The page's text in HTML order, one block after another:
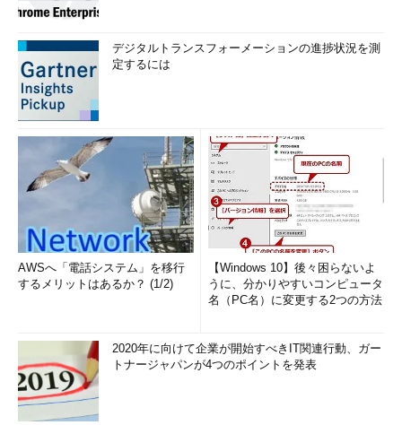
デジタルトランスフォーメーションの進捗状況を測
定するには
AWSへ「電話システム」を移行
するメリットはあるか？ (1/2)
【Windows 10】後々困らないよ
うに、分かりやすいコンピュータ
名（PC名）に変更する2つの方法
2020年に向けて企業が開始すべきIT関連行動、ガー
トナージャパンが4つのポイントを発表